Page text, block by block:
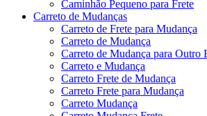
Caminhão Pequeno para Frete
Carreto de Mudanças
Carreto de Frete para Mudança
Carreto de Mudança
Carreto de Mudança para Outro
Carreto e Mudança
Carreto Frete de Mudança
Carreto Frete para Mudança
Carreto Mudança